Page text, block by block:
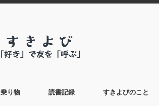
乗り物 読書記録 すきよびのこと